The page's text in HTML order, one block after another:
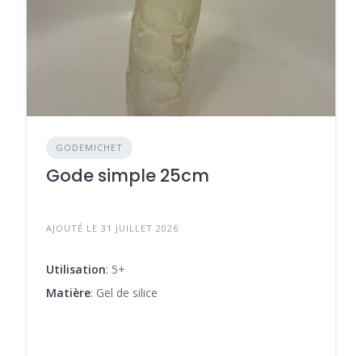
GODEMICHET
Gode simple 25cm
AJOUTÉ LE 31 JUILLET 2026
Utilisation: 5+
Matière: Gel de silice